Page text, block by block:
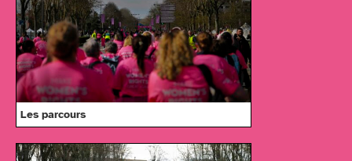
Les parcours